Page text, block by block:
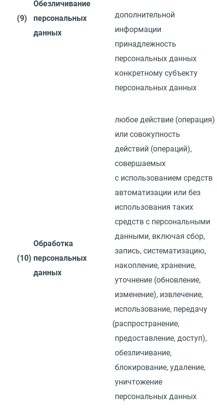
(9)
Обезличивание
персональных
данных
дополнительной
информации
принадлежность
персональных данных
конкретному субъекту
персональных данных
(10)
Обработка
персональных
данных
любое действие (операция)
или совокупность
действий (операций),
совершаемых
с использованием средств
автоматизации или без
использования таких
средств с персональными
данными, включая сбор,
запись, систематизацию,
накопление, хранение,
уточнение (обновление,
изменение), извлечение,
использование, передачу
(распространение,
предоставление, доступ),
обезличивание,
блокирование, удаление,
уничтожение
персональных данных